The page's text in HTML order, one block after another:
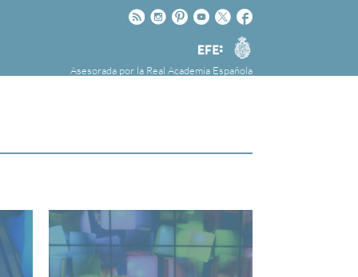
Facebook
Twitter
Youtube
Pinteres
Instagram
Rss
Agencia
EFE
Asesorada por la Real Academia Española
Agencia Efe y la Real Academia Española,